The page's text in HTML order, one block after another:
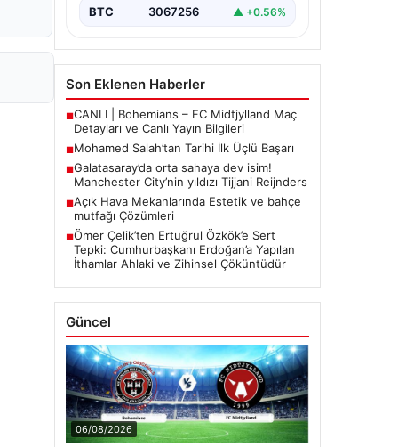
BTC 3067256 ▲ +0.56%
Son Eklenen Haberler
■CANLI | Bohemians – FC Midtjylland Maç
Detayları ve Canlı Yayın Bilgileri
■Mohamed Salah’tan Tarihi İlk Üçlü Başarı
■Galatasaray’da orta sahaya dev isim!
Manchester City’nin yıldızı Tijjani Reijnders
■Açık Hava Mekanlarında Estetik ve bahçe
mutfağı Çözümleri
■Ömer Çelik’ten Ertuğrul Özkök’e Sert
Tepki: Cumhurbaşkanı Erdoğan’a Yapılan
İthamlar Ahlaki ve Zihinsel Çöküntüdür
Güncel
06/08/2026